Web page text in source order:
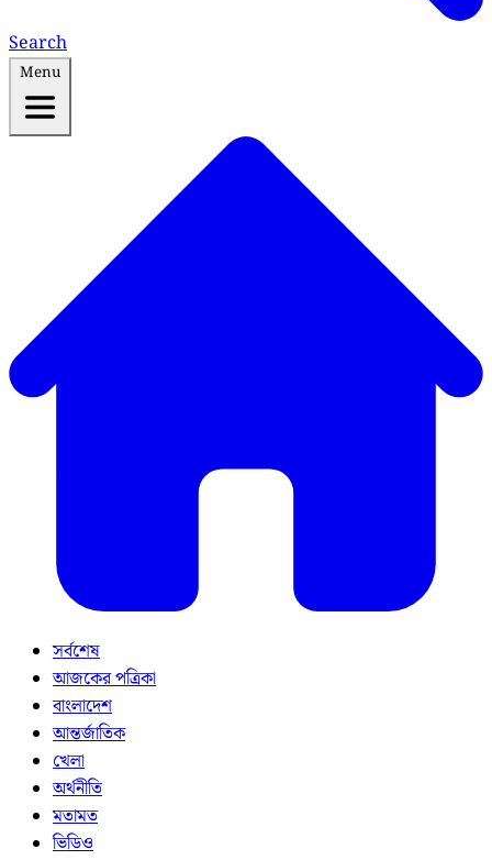
Search
Menu
সর্বশেষ
আজকের পত্রিকা
বাংলাদেশ
আন্তর্জাতিক
খেলা
অর্থনীতি
মতামত
ভিডিও